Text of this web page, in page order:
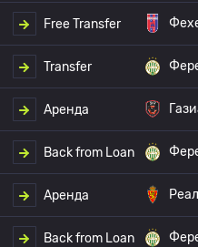
Free Transfer
Transfer
Аренда
Back from Loan
Аренда
Back from Loan